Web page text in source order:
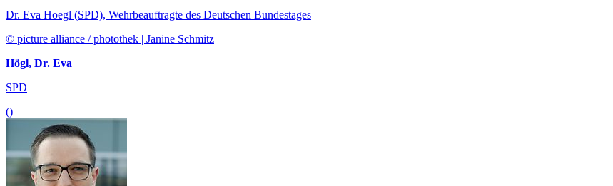
Dr. Eva Hoegl (SPD), Wehrbeauftragte des Deutschen Bundestages
© picture alliance / photothek | Janine Schmitz
Högl, Dr. Eva
SPD
()